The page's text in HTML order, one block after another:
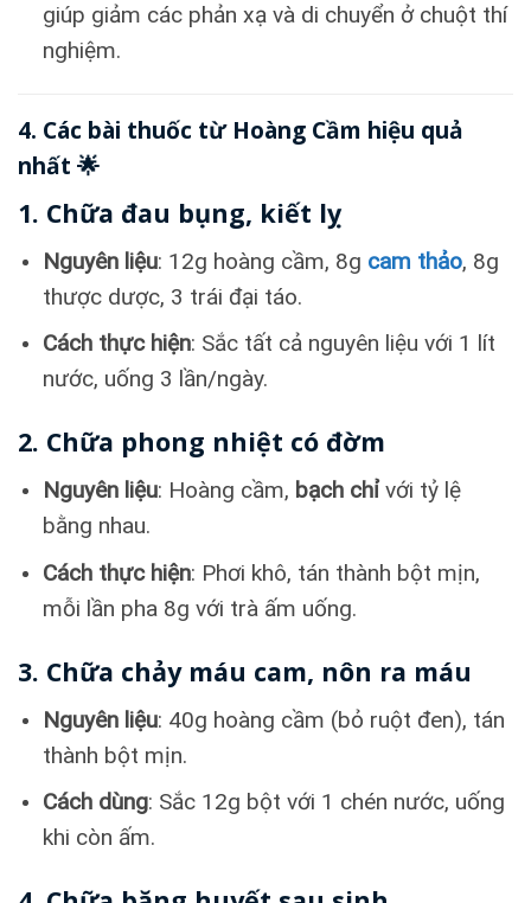
giúp giảm các phản xạ và di chuyển ở chuột thí
nghiệm.
4. Các bài thuốc từ Hoàng Cầm hiệu quả
nhất 🌟
1. Chữa đau bụng, kiết lỵ
Nguyên liệu: 12g hoàng cầm, 8g cam thảo, 8g
thược dược, 3 trái đại táo.
Cách thực hiện: Sắc tất cả nguyên liệu với 1 lít
nước, uống 3 lần/ngày.
2. Chữa phong nhiệt có đờm
Nguyên liệu: Hoàng cầm, bạch chỉvới tỷ lệ
bằng nhau.
Cách thực hiện: Phơi khô, tán thành bột mịn,
mỗi lần pha 8g với trà ấm uống.
3. Chữa chảy máu cam, nôn ra máu
Nguyên liệu: 40g hoàng cầm (bỏ ruột đen), tán
thành bột mịn.
Cách dùng: Sắc 12g bột với 1 chén nước, uống
khi còn ấm.